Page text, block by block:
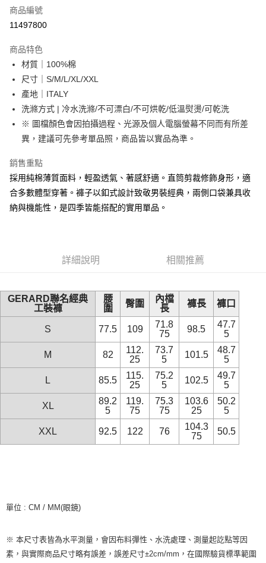
合作金庫商業銀行
上海商業儲蓄銀行
臺灣中小企業銀行
匯豐（台灣）商業銀行
聯邦商業銀行
元大商業銀行
玉山商業銀行
星展（台灣）商業銀行
台灣樂天信用卡公司
LINE Pay
Apple Pay
街口支付
悠遊付
Google Pay
全盈+PAY
大哥付你分期
【大哥付你分期使用說明】
1.本服務由台灣大哥大提供，台灣大哥大用戶可立即使用無須另外申請。
2.付款方式選擇「大哥付你分期」，訂單成立後會自動跳轉到大哥付的交易
成交易。
法說明評估內容。
【繳款方式說明】
2.透過簡訊連結打開帳單後，可選擇「超商條碼／台灣大直營門市／銀行轉
帳／街口支付／iPASS MONEY」等通路繳費。
【注意事項】
1.本服務係由「台灣大哥大股份有限公司」（以下簡稱本公司）所提供，讓
用戶於交易時，得透過本服務購買商品或服務，並由商店將買賣／分期付款
買賣價金債權讓與本公司後，依約使用本公司帳單繳交帳款。
2.基於同意付款使用「大哥付你分期」之契約關係目的，商店將以您的個人
資料（包含姓名、電話或地址）提供予台灣大哥大進項蒐集、處理及利用，
由本公司與您本人進行分期帳單所需資料之確認、核對及更正。
3.完整用戶服務條款，請詳閱以下連結：https://oppay.tw/userRule
AFTEE先享後付
相關說明
【關於「AFTEE先享後付」】
３．安心：先確認商品／服務後，再付款。
１．於結帳方式選擇「AFTEE先享後付」後，將跳轉至「AFTEE先享後付」
結帳頁面，進行簡訊認證並確認金額後，即可完成結帳。
２．訂單成立數日內，您將收到繳費通知簡訊。
３．收到繳費通知簡訊後14天內，點擊此簡訊中的連結，可透過四大超商／
ATM／網路銀行／等多元方式進行付款，方視為交易完成。
※ 請注意：結帳手續完成當下不需立刻繳費，但若您需要取消訂單，請聯絡
購買商品的店家。未經商家同意取消之訂單仍視為有效，需透過AFTEE先享
後付繳納相關費用。
※ 交易是否成功請以「AFTEE先享後付 」之結帳頁面顯示為準，若有關於
是否繳費成功／繳費後需取消欲退款等相關疑問，請聯繫「AFTEE先享後付
https://netprotections.freshdesk.com/support/home
【注意事項】
１．透過由恩沛科技股份有限公司提供之「AFTEE先享後付」服務完成之交
易，需依本服務之必要範圍內提供個人資料，並將交易相關給付款項請求債
任。
請求用戶進行身份認證。
恩沛科技股份有限公司將有權停止該用戶之使用額度並採取法律行動。
ATM付款
付款後全家取貨
付款後7-11取貨
每筆NT$70，滿NT$899(含以上)免運費
每筆NT$100，滿NT$1,000(含以上)免運費
京站台北店客服中心(1F星巴克旁) 即日起不提供京站紙袋，取件時
請自備購物袋，若需購買紙袋可現場詢問
商品編號
11497800
商品特色
材質｜100%棉
尺寸｜S/M/L/XL/XXL
產地｜ITALY
洗滌方式 | 冷水洗滌/不可漂白/不可烘乾/低溫熨燙/可乾洗
※ 圖檔顏色會因拍攝過程、光源及個人電腦螢幕不同而有所差
異，建議可先參考單品照，商品皆以實品為準。
銷售重點
採用純棉薄質面料，輕盈透氣、著感舒適。直筒剪裁修飾身形，適
合多數體型穿著。褲子以釦式設計致敬男裝經典，兩側口袋兼具收
納與機能性，是四季皆能搭配的實用單品。
詳細說明 相關推薦
GERARD聯名經典
工裝褲
腰
圍
臀圍
內檔
長
褲長 褲口
S 77.5 109
71.8
75
98.5
47.7
5
M 82
112.
25
73.7
5
101.5
48.7
5
L 85.5
115.
25
75.2
5
102.5
49.7
5
XL
89.2
5
119.
75
75.3
75
103.6
25
50.2
5
XXL 92.5 122 76
104.3
75
50.5
單位 : CM / MM(眼鏡)
※ 本尺寸表皆為水平測量，會因布料彈性、水洗處理、測量起訖點等因
素，與實際商品尺寸略有誤差，誤差尺寸±2cm/mm，在國際驗貨標準範圍